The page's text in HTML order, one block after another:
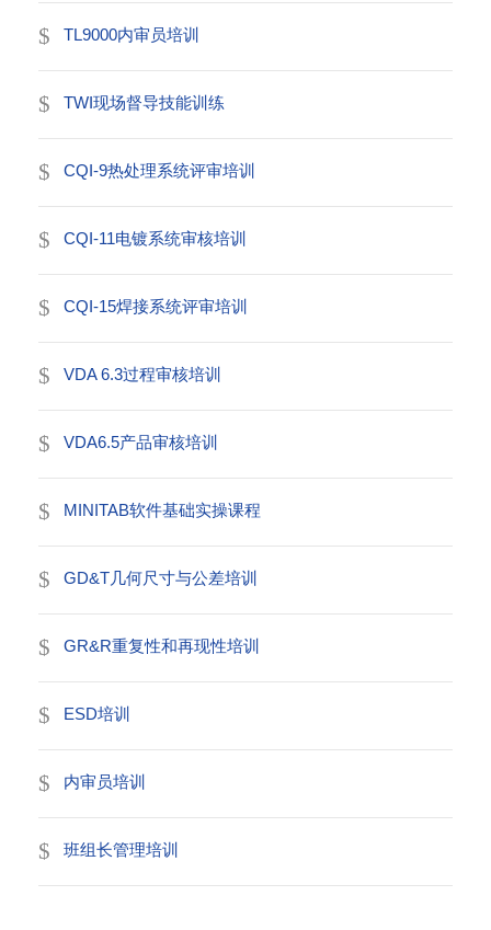
TL9000内审员培训
TWI现场督导技能训练
CQI-9热处理系统评审培训
CQI-11电镀系统审核培训
CQI-15焊接系统评审培训
VDA 6.3过程审核培训
VDA6.5产品审核培训
MINITAB软件基础实操课程
GD&T几何尺寸与公差培训
GR&R重复性和再现性培训
ESD培训
内审员培训
班组长管理培训